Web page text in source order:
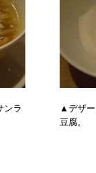
ンラ
▲デザー
豆腐。